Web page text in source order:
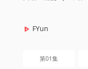
FYun
第01集